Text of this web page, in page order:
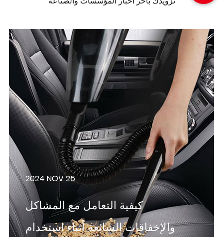
2024 NOV 25
كيفية التعامل مع المشاكل
والإخفاقات الشائعة أثناء استخدام